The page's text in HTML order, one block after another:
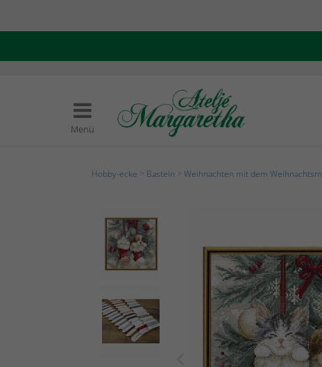
Menü
Hobby-ecke Basteln Weihnachten mit dem